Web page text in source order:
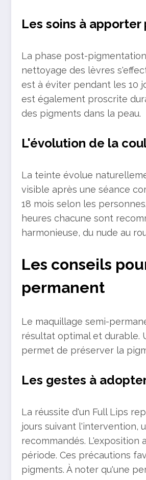
Les soins à
La phase post-
nettoyage des lèvres
est à éviter pendant les 10
est également proscrite
des pigments dans la peau.
L'évolution de la
La teinte évolue
visible après une séance
18 mois selon les
heures chacune sont
harmonieuse, du nude au
Les conseils
permanent
Le maquillage semi-
résultat optimal et durable.
permet de préserver la
Les gestes à
La réussite d'un Full Lips
jours suivant l'intervention,
recommandés.
période. Ces précautions
pigments. À noter qu'une